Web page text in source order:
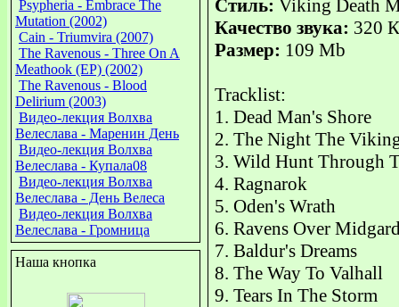
Psypheria - Embrace The
Mutation (2002)
Cain - Triumvira (2007)
The Ravenous - Three On A
Meathook (EP) (2002)
The Ravenous - Blood
Delirium (2003)
Видео-лекция Волхва
Велеслава - Маренин День
Видео-лекция Волхва
Велеслава - Купала08
Видео-лекция Волхва
Велеслава - День Велеса
Видео-лекция Волхва
Велеслава - Громница
Наша кнопка
Стиль: Viking Death
Качество звука: 320
Размер: 109 Mb
Tracklist:
1. Dead Man's Shore
2. The Night The
3. Wild Hunt Through
4. Ragnarok
5. Oden's Wrath
6. Ravens Over
7. Baldur's Dreams
8. The Way To Valhall
9. Tears In The Storm